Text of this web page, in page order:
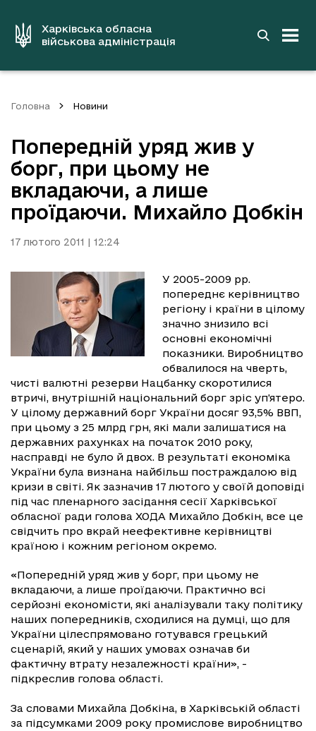
вмістуХарківська обласна
військова адміністрація
Головна Новини
Попередній уряд жив у
борг, при цьому не
вкладаючи, а лише
проїдаючи. Михайло Добкін
17 лютого 2011 | 12:24
У 2005-2009 рр.
попереднє керівництво
регіону і країни в цілому
значно знизило всі
основні економічні
показники. Виробництво
обвалилося на чверть,
чисті валютні резерви Нацбанку скоротилися
втричі, внутрішній національний борг зріс уп'ятеро.
У цілому державний борг України досяг 93,5% ВВП,
при цьому з 25 млрд грн, які мали залишатися на
державних рахунках на початок 2010 року,
насправді не було й двох. В результаті економіка
України була визнана найбільш постраждалою від
кризи в світі. Як зазначив 17 лютого у своїй доповіді
під час пленарного засідання сесії Харківської
обласної ради голова ХОДА Михайло Добкін, все це
свідчить про вкрай неефективне керівництві
країною і кожним регіоном окремо.
«Попередній уряд жив у борг, при цьому не
вкладаючи, а лише проїдаючи. Практично всі
серйозні економісти, які аналізували таку політику
наших попередників, сходилися на думці, що для
України цілеспрямовано готувався грецький
сценарій, який у наших умовах означав би
фактичну втрату незалежності країни», -
підкреслив голова області.
За словами Михайла Добкіна, в Харківській області
за підсумками 2009 року промислове виробництво